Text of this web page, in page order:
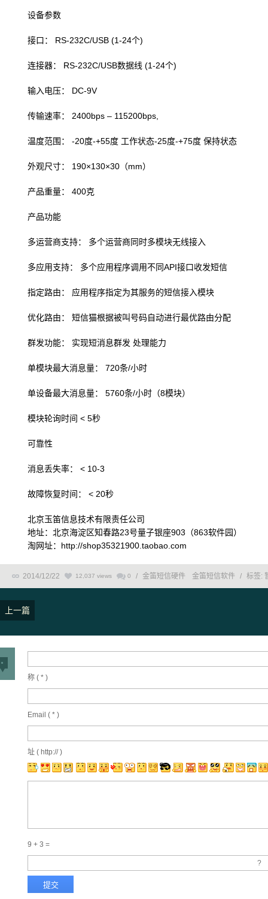
设备参数
接口： RS-232C/USB (1-24个)
连接器： RS-232C/USB数据线 (1-24个)
输入电压： DC-9V
传输速率： 2400bps – 115200bps,
温度范围： -20度-+55度 工作状态-25度-+75度 保持状态
外观尺寸： 190×130×30（mm）
产品重量： 400克
产品功能
多运营商支持： 多个运营商同时多模块无线接入
多应用支持： 多个应用程序调用不同API接口收发短信
指定路由： 应用程序指定为其服务的短信接入模块
优化路由： 短信猫根据被叫号码自动进行最优路由分配
群发功能： 实现短消息群发 处理能力
单模块最大消息量： 720条/小时
单设备最大消息量： 5760条/小时（8模块）
模块轮询时间 < 5秒
可靠性
消息丢失率： < 10-3
故障恢复时间： < 20秒
北京玉笛信息技术有限责任公司
地址：北京海淀区知春路23号量子银座903（863软件园）
淘网址：http://shop35321900.taobao.com
2014/12/22 12,037 views 0 / 金笛短信硬件 金笛短信软件 / 标签:
上一篇
称 ( * )
Email ( * )
址 ( http:// )
9 + 3 =